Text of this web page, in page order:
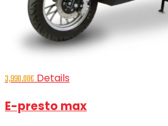
3,990.00€ Details
E-presto max